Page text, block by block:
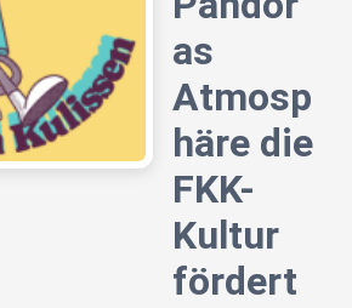
as
Atmosp
häre die
FKK-
Kultur
fördert